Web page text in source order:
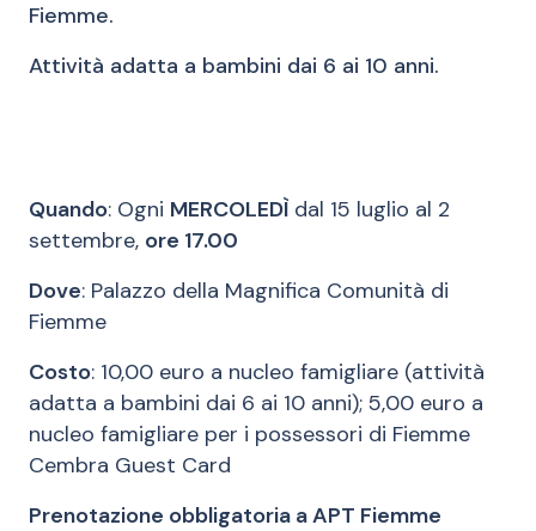
Fiemme.
Attività adatta a bambini dai 6 ai 10 anni.
Quando: Ogni MERCOLEDÌ dal 15 luglio al 2
settembre, ore 17.00
Dove: Palazzo della Magnifica Comunità di
Fiemme
Costo: 10,00 euro a nucleo famigliare (attività
adatta a bambini dai 6 ai 10 anni); 5,00 euro a
nucleo famigliare per i possessori di Fiemme
Cembra Guest Card
Prenotazione obbligatoria a APT Fiemme